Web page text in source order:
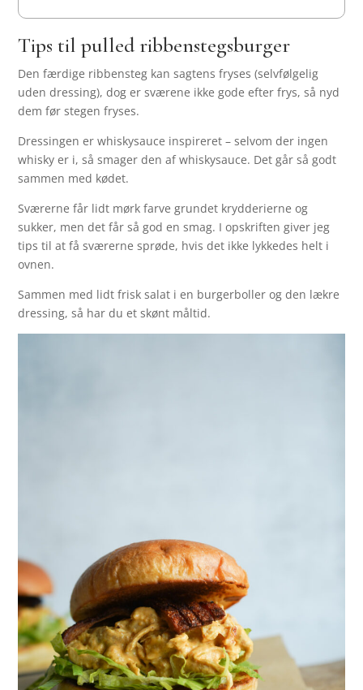
Tips til pulled ribbenstegsburger
Den færdige ribbensteg kan sagtens fryses (selvfølgelig
uden dressing), dog er sværene ikke gode efter frys, så nyd
dem før stegen fryses.
Dressingen er whiskysauce inspireret – selvom der ingen
whisky er i, så smager den af whiskysauce. Det går så godt
sammen med kødet.
Sværerne får lidt mørk farve grundet krydderierne og
sukker, men det får så god en smag. I opskriften giver jeg
tips til at få sværerne sprøde, hvis det ikke lykkedes helt i
ovnen.
Sammen med lidt frisk salat i en burgerboller og den lækre
dressing, så har du et skønt måltid.